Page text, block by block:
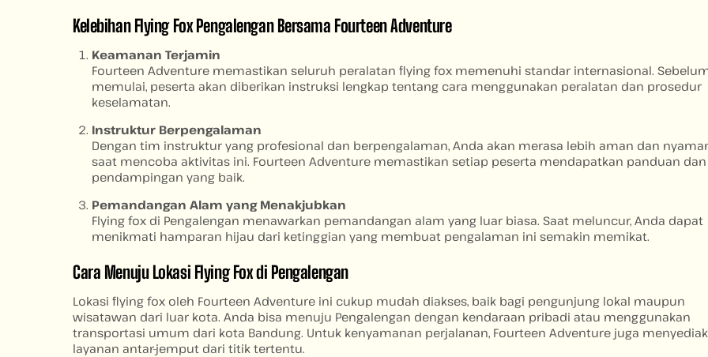
Kelebihan Flying Fox Pengalengan Bersama Fourteen Adventure
Keamanan Terjamin
Fourteen Adventure memastikan seluruh peralatan flying fox memenuhi standar internasional.
memulai, peserta akan diberikan instruksi lengkap tentang cara menggunakan peralatan dan prosedur
keselamatan.
Instruktur Berpengalaman
Dengan tim instruktur yang profesional dan berpengalaman, Anda akan merasa lebih aman dan
saat mencoba aktivitas ini. Fourteen Adventure memastikan setiap peserta mendapatkan panduan dan
pendampingan yang baik.
Pemandangan Alam yang Menakjubkan
Flying fox di Pengalengan menawarkan pemandangan alam yang luar biasa. Saat meluncur, Anda dapat
menikmati hamparan hijau dari ketinggian yang membuat pengalaman ini semakin memikat.
Cara Menuju Lokasi Flying Fox di Pengalengan
Lokasi flying fox oleh Fourteen Adventure ini cukup mudah diakses, baik bagi pengunjung lokal maupun
wisatawan dari luar kota. Anda bisa menuju Pengalengan dengan kendaraan pribadi atau menggunakan
transportasi umum dari kota Bandung. Untuk kenyamanan perjalanan, Fourteen Adventure juga
layanan antar-jemput dari titik tertentu.